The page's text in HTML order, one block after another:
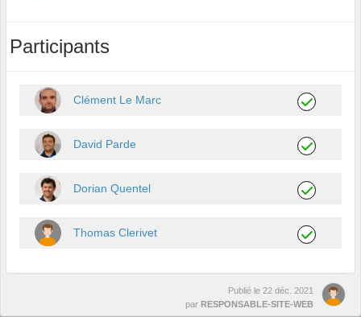
Participants
Clément Le Marc
David Parde
Dorian Quentel
Thomas Clerivet
Publié le 22 déc. 2021
par RESPONSABLE-SITE-WEB